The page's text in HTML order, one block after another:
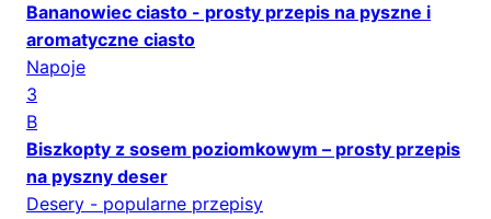
Bananowiec ciasto - prosty przepis na pyszne i
aromatyczne ciasto
Napoje
3
B
Biszkopty z sosem poziomkowym – prosty przepis
na pyszny deser
Desery - popularne przepisy